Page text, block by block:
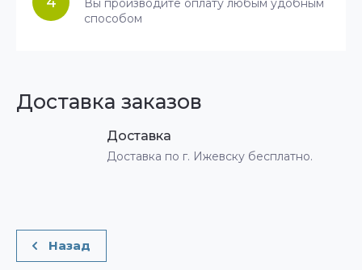
Вы производите оплату любым удобным
способом
Доставка заказов
Доставка
Доставка по г. Ижевску бесплатно.
Назад